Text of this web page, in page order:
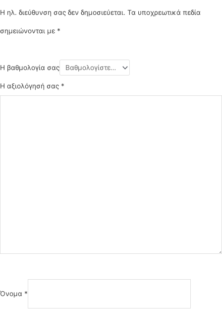
Η ηλ. διεύθυνση σας δεν δημοσιεύεται. Τα υποχρεωτικά πεδία
σημειώνονται με *
Η βαθμολογία σας
Η αξιολόγησή σας *
Όνομα *